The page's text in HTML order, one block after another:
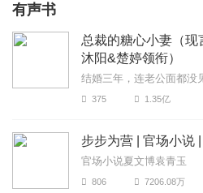
有声书
总裁的糖心小妻（现
沐阳&楚婷领衔）
结婚三年，连老公面都没
375 1.35亿
步步为营 | 官场小说
官场小说夏文博袁青玉
806 7206.08万